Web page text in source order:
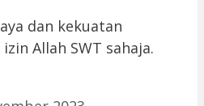
dan kekuatan
Allah SWT sahaja.